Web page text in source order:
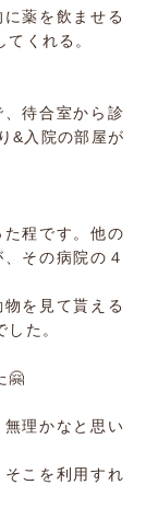
薬を飲ませる
くれる。
待合室から診
&入院の部屋が
程です。他の
その病院の４
を見て貰える
た。
🤗
理かなと思い
こを利用すれ